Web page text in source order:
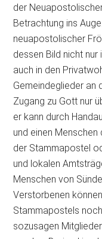
der
Betrachtung ins
neuapostolischer
dessen Bild nicht nur
auch in den
Gemeindeglieder an
Zugang zu Gott nur
er kann durch
und einen
der Stammapostel
und lokalen
Menschen von
Verstorbenen
Stammapostels
sozusagen